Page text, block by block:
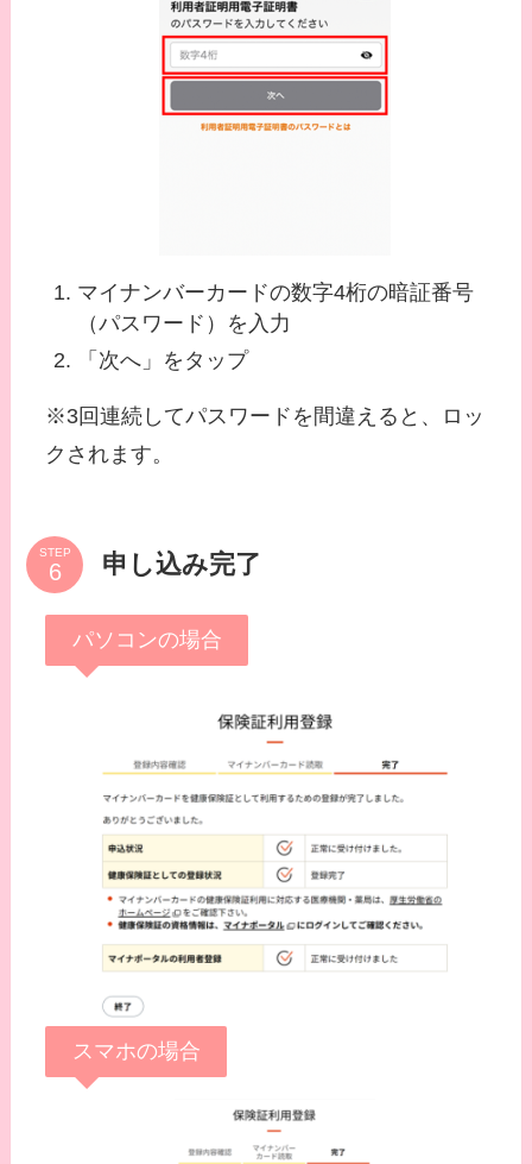
マイナンバーカードの数字4桁の暗証番号
（パスワード）を入力
「次へ」をタップ
※3回連続してパスワードを間違えると、ロッ
クされます。
STEP 申し込み完了
パソコンの場合
スマホの場合